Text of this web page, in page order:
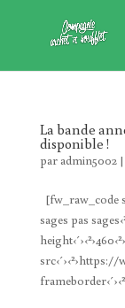
La bande
disponible !
paradmin5002|
[fw_raw_code
sages pas
height‹´›‹²›460‹²›